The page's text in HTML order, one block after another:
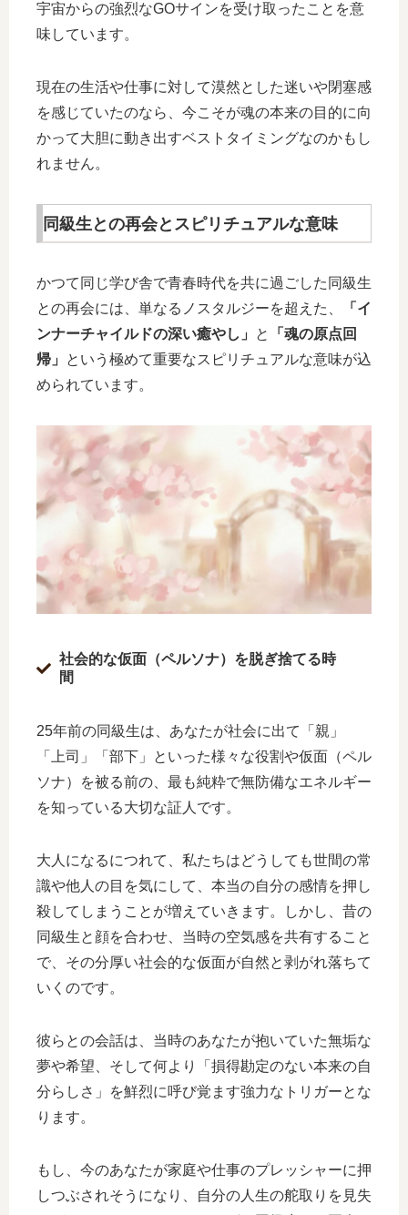
宇宙からの強烈なGOサインを受け取ったことを意
味しています。
現在の生活や仕事に対して漠然とした迷いや閉塞感
を感じていたのなら、今こそが魂の本来の目的に向
かって大胆に動き出すベストタイミングなのかもし
れません。
同級生との再会とスピリチュアルな意味
かつて同じ学び舎で青春時代を共に過ごした同級生
との再会には、単なるノスタルジーを超えた、
「イ
ンナーチャイルドの深い癒やし」
と
「魂の原点回
帰」
という極めて重要なスピリチュアルな意味が込
められています。
社会的な仮面（ペルソナ）を脱ぎ捨てる時
間
25年前の同級生は、あなたが社会に出て「親」
「上司」「部下」といった様々な役割や仮面（ペル
ソナ）を被る前の、最も純粋で無防備なエネルギー
を知っている大切な証人です。
大人になるにつれて、私たちはどうしても世間の常
識や他人の目を気にして、本当の自分の感情を押し
殺してしまうことが増えていきます。しかし、昔の
同級生と顔を合わせ、当時の空気感を共有すること
で、その分厚い社会的な仮面が自然と剥がれ落ちて
いくのです。
彼らとの会話は、当時のあなたが抱いていた無垢な
夢や希望、そして何より「損得勘定のない本来の自
分らしさ」を鮮烈に呼び覚ます強力なトリガーとな
ります。
もし、今のあなたが家庭や仕事のプレッシャーに押
しつぶされそうになり、自分の人生の舵取りを見失